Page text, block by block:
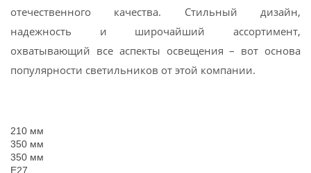
отечественного качества. Стильный дизайн,
надежность и широчайший ассортимент,
охватывающий все аспекты освещения – вот основа
популярности светильников от этой компании.
210 мм
350 мм
350 мм
E27